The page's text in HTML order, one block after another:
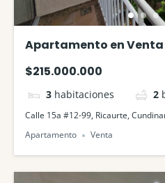
Apartamento en Venta
$215.000.000
3 habitaciones 2
Calle 15a #12-99, Ricaurte,
Apartamento
Venta